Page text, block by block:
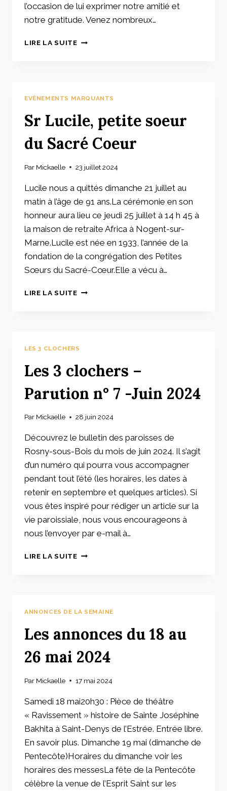
l’occasion de lui exprimer notre amitié et
notre gratitude. Venez nombreux…
LIRE LA SUITEMESSE
EVÈNEMENTS MARQUANTS
Sr Lucile, petite soeur
du Sacré Coeur
Par Mickaelle 23 juillet 2024
Lucile nous a quittés dimanche 21 juillet au
matin à l’âge de 91 ans.La cérémonie en son
honneur aura lieu ce jeudi 25 juillet à 14 h 45 à
la maison de retraite Africa à Nogent-sur-
Marne.Lucile est née en 1933, l’année de la
fondation de la congrégation des Petites
Sœurs du Sacré-Cœur.Elle a vécu à…
LIRE LA SUITESR
LES 3 CLOCHERS
Les 3 clochers –
Parution n° 7 -Juin 2024
Par Mickaelle 28 juin 2024
Découvrez le bulletin des paroisses de
Rosny-sous-Bois du mois de juin 2024. Il s’agit
d’un numéro qui pourra vous accompagner
pendant tout l’été (les horaires, les dates à
retenir en septembre et quelques articles). Si
vous êtes inspiré pour rédiger un article sur la
vie paroissiale, nous vous encourageons à
nous l’envoyer par e-mail à…
LIRE LA SUITELES
JUIN
2024
ANNONCES DE LA SEMAINE
Les annonces du 18 au
26 mai 2024
Par Mickaelle 17 mai 2024
Samedi 18 mai20h30 : Pièce de théâtre
« Ravissement » histoire de Sainte Joséphine
Bakhita à Saint-Denys de l’Estrée. Entrée libre.
En savoir plus. Dimanche 19 mai (dimanche de
Pentecôte)Horaires du dimanche voir les
horaires des messesLa fête de la Pentecôte
célèbre la venue de l’Esprit Saint sur les